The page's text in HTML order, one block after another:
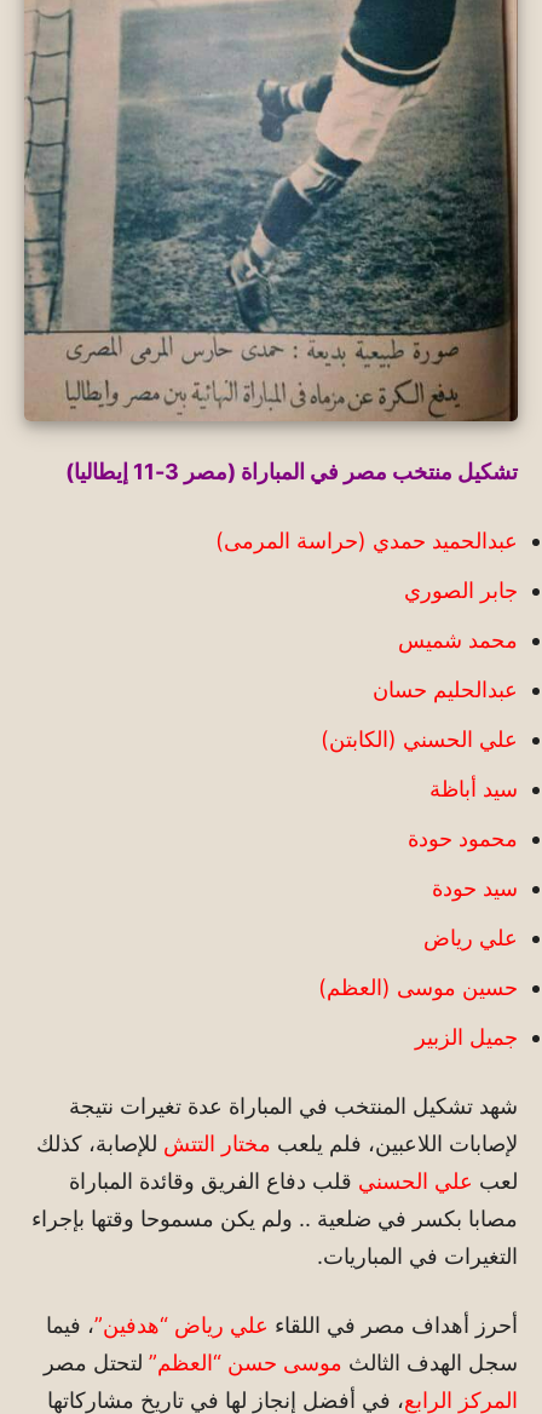
تشكيل منتخب مصر في المباراة (مصر 3-11 إيطاليا)
عبدالحميد حمدي (حراسة المرمى)
جابر الصوري
محمد شميس
عبدالحليم حسان
علي الحسني (الكابتن)
سيد أباظة
محمود حودة
سيد حودة
علي رياض
حسين موسى (العظم)
جميل الزبير
شهد تشكيل المنتخب في المباراة عدة تغيرات نتيجة
لإصابات اللاعبين، فلم يلعب مختار التتش للإصابة، كذلك
لعب علي الحسني قلب دفاع الفريق وقائدة المباراة
مصابا بكسر في ضلعية .. ولم يكن مسموحا وقتها بإجراء
التغيرات في المباريات.
أحرز أهداف مصر في اللقاء علي رياض “هدفين”، فيما
سجل الهدف الثالث موسى حسن “العظم” لتحتل مصر
المركز الرابع، في أفضل إنجاز لها في تاريخ مشاركاتها